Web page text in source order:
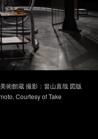
術館蔵 撮影：畠山直哉 図版
Courtesy of Take